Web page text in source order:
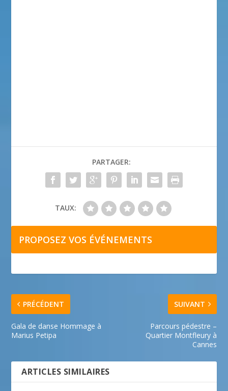
PARTAGER:
TAUX:
PROPOSEZ VOS ÉVÉNEMENTS
PRÉCÉDENT
Gala de danse Hommage à
Marius Petipa
SUIVANT
Parcours pédestre –
Quartier Montfleury à
Cannes
ARTICLES SIMILAIRES